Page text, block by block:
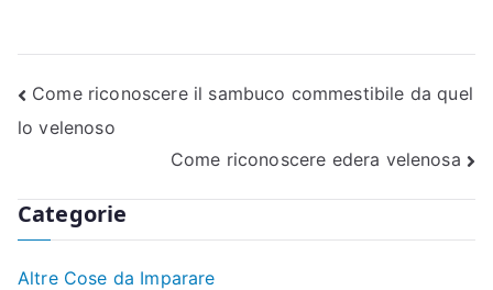
Navigazione
articoli
Come riconoscere il sambuco commestibile da quel
lo velenoso​
Come riconoscere edera velenosa​​
Categorie
Altre Cose da Imparare